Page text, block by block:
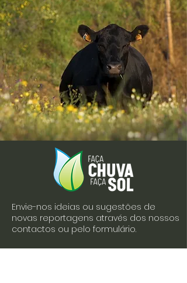
Envie-nos ideias ou sugestões de
novas reportagens através dos nossos
contactos ou pelo formulário.